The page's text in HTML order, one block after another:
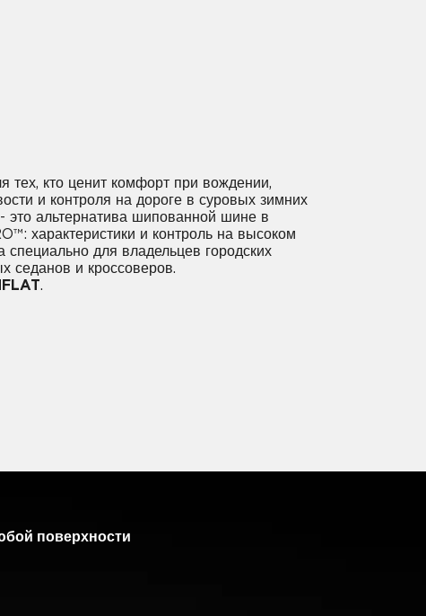
тех, кто ценит комфорт при вождении,
и контроля на дороге в суровых зимних
- это альтернатива шипованной шине в
характеристики и контроль на высоком
для владельцев городских
седанов и кроссоверов.
.
поверхности
достичь лучшего сцепления и